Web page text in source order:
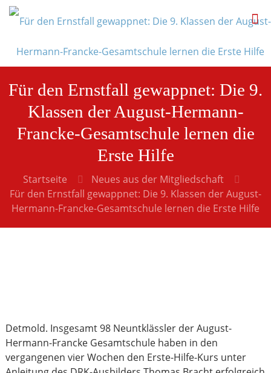
Für den Ernstfall gewappnet: Die 9.
Klassen der August-Hermann-
Francke-Gesamtschule lernen die
Erste Hilfe
Startseite
Neues aus der Mitgliedschaft
Für den Ernstfall gewappnet: Die 9. Klassen der August-
Hermann-Francke-Gesamtschule lernen die Erste Hilfe
Detmold. Insgesamt 98 Neuntklässler der August-
Hermann-Francke Gesamtschule haben in den
vergangenen vier Wochen den Erste-Hilfe-Kurs unter